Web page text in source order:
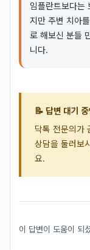
임플란트보다는
지만 주변 치아
로 해보신 분들
니다.
📝 답변 대기
닥톡 전문의가
상담을 둘러보
요.
이 답변이 도움이 되